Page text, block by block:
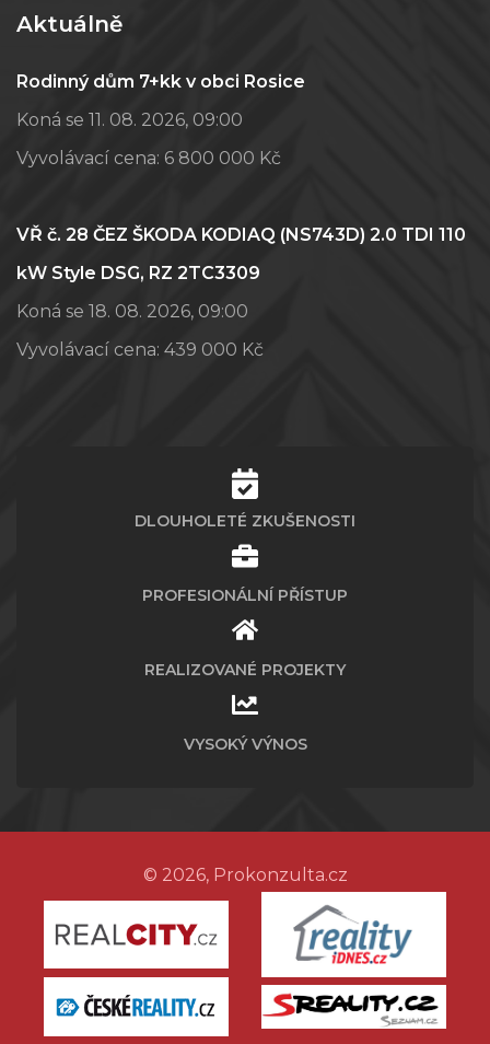
Aktuálně
Rodinný dům 7+kk v obci Rosice
Koná se 11. 08. 2026, 09:00
Vyvolávací cena: 6 800 000 Kč
VŘ č. 28 ČEZ ŠKODA KODIAQ (NS743D) 2.0 TDI 110
kW Style DSG, RZ 2TC3309
Koná se 18. 08. 2026, 09:00
Vyvolávací cena: 439 000 Kč
DLOUHOLETÉ ZKUŠENOSTI
PROFESIONÁLNÍ PŘÍSTUP
REALIZOVANÉ PROJEKTY
VYSOKÝ VÝNOS
© 2026, Prokonzulta.cz